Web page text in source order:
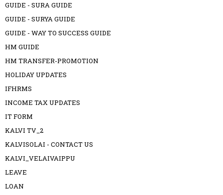
GUIDE - SURA GUIDE
GUIDE - SURYA GUIDE
GUIDE - WAY TO SUCCESS GUIDE
HM GUIDE
HM TRANSFER-PROMOTION
HOLIDAY UPDATES
IFHRMS
INCOME TAX UPDATES
IT FORM
KALVI TV_2
KALVISOLAI - CONTACT US
KALVI_VELAIVAIPPU
LEAVE
LOAN